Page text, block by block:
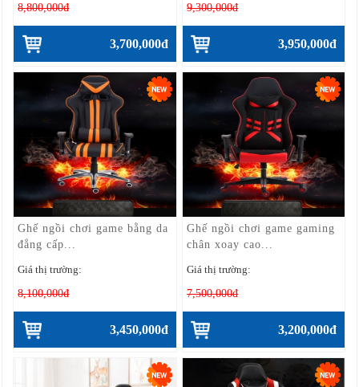
8,800,000đ
3,700,000đ
9,300,000đ
3,950,000đ
Ghế ngồi chơi game bằng da
đẳng cấp...
Giá thị trường:
8,100,000đ
3,450,000đ
Ghế ngồi chơi game gaming
chân xoay cao...
Giá thị trường:
7,500,000đ
3,200,000đ